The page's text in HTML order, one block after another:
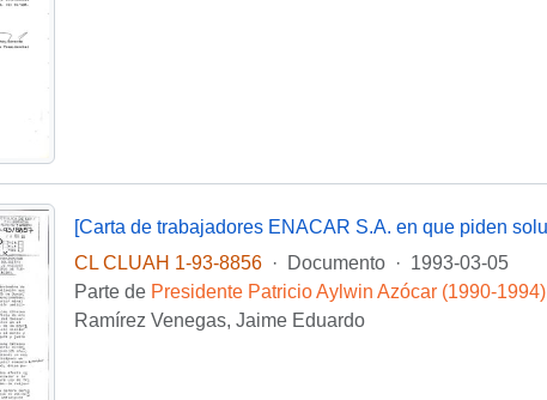
CL CLUAH 1-93-8856
· Documento · 1993-03-05
Parte de Presidente Patricio Aylwin Azócar (1990-1994)
Ramírez Venegas, Jaime Eduardo